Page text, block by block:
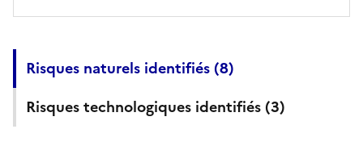
Risques naturels identifiés (8)
Risques technologiques identifiés (3)